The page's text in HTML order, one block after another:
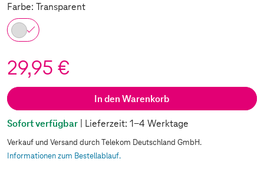
Farbe: Transparent
29,95 €
In den Warenkorb
Sofort verfügbar | Lieferzeit: 1-4 Werktage
Verkauf und Versand durch Telekom Deutschland GmbH.
Informationen zum Bestellablauf.